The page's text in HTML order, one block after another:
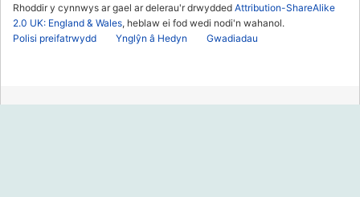
Rhoddir y cynnwys ar gael ar delerau'r drwydded Attribution-ShareAlike
2.0 UK: England & Wales, heblaw ei fod wedi nodi'n wahanol.
Polisi preifatrwydd
Ynglŷn â Hedyn Gwadiadau